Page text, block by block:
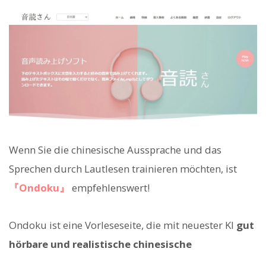
Wenn Sie die chinesische Aussprache und das
Sprechen durch Lautlesen trainieren möchten, ist
『Ondoku』 empfehlenswert!
Ondoku ist eine Vorleseseite, die mit neuester KI gut
hörbare und realistische chinesische